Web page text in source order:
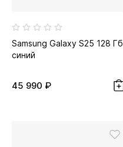
Samsung Galaxy S25 128 Гб,
синий
45 990 ₽